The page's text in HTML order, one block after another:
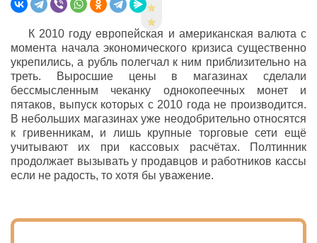
К 2010 году европейская и американская валюта с
момента начала экономического кризиса существенно
укрепились, а рубль полегчал к ним приблизительно на
треть. Выросшие цены в магазинах сделали
бессмысленным чеканку однокопеечных монет и
пятаков, выпуск которых с 2010 года не производится.
В небольших магазинах уже неодобрительно относятся
к гривенникам, и лишь крупные торговые сети ещё
учитывают их при кассовых расчётах. Полтинник
продолжает вызывать у продавцов и работников кассы
если не радость, то хотя бы уважение.